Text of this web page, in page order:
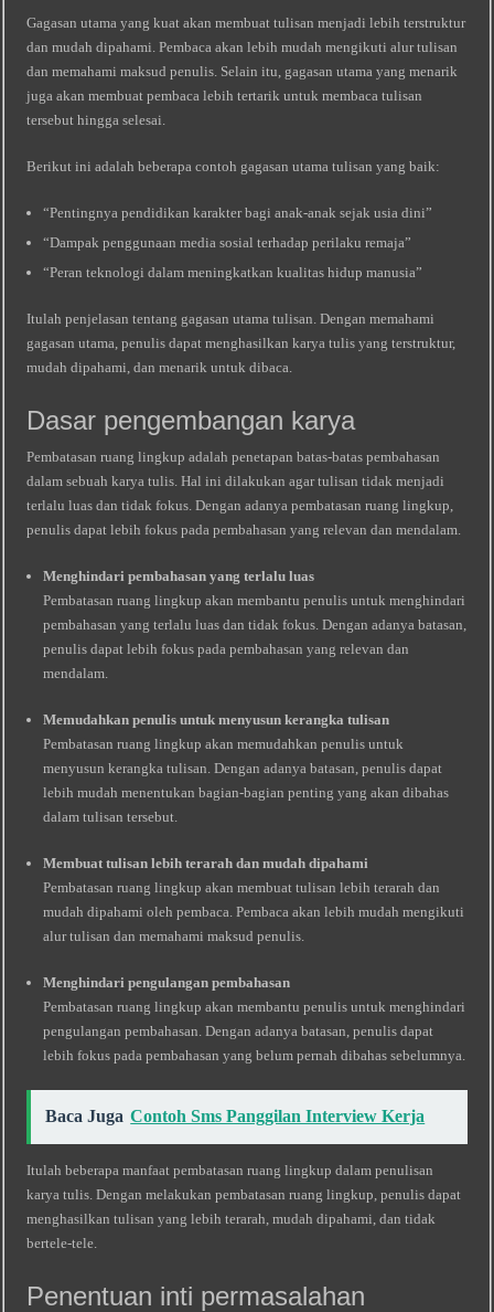
Gagasan utama yang kuat akan membuat tulisan menjadi lebih terstruktur
dan mudah dipahami. Pembaca akan lebih mudah mengikuti alur tulisan
dan memahami maksud penulis. Selain itu, gagasan utama yang menarik
juga akan membuat pembaca lebih tertarik untuk membaca tulisan
tersebut hingga selesai.
Berikut ini adalah beberapa contoh gagasan utama tulisan yang baik:
“Pentingnya pendidikan karakter bagi anak-anak sejak usia dini”
“Dampak penggunaan media sosial terhadap perilaku remaja”
“Peran teknologi dalam meningkatkan kualitas hidup manusia”
Itulah penjelasan tentang gagasan utama tulisan. Dengan memahami
gagasan utama, penulis dapat menghasilkan karya tulis yang terstruktur,
mudah dipahami, dan menarik untuk dibaca.
Dasar pengembangan karya
Pembatasan ruang lingkup adalah penetapan batas-batas pembahasan
dalam sebuah karya tulis. Hal ini dilakukan agar tulisan tidak menjadi
terlalu luas dan tidak fokus. Dengan adanya pembatasan ruang lingkup,
penulis dapat lebih fokus pada pembahasan yang relevan dan mendalam.
Menghindari pembahasan yang terlalu luas
Pembatasan ruang lingkup akan membantu penulis untuk menghindari
pembahasan yang terlalu luas dan tidak fokus. Dengan adanya batasan,
penulis dapat lebih fokus pada pembahasan yang relevan dan
mendalam.
Memudahkan penulis untuk menyusun kerangka tulisan
Pembatasan ruang lingkup akan memudahkan penulis untuk
menyusun kerangka tulisan. Dengan adanya batasan, penulis dapat
lebih mudah menentukan bagian-bagian penting yang akan dibahas
dalam tulisan tersebut.
Membuat tulisan lebih terarah dan mudah dipahami
Pembatasan ruang lingkup akan membuat tulisan lebih terarah dan
mudah dipahami oleh pembaca. Pembaca akan lebih mudah mengikuti
alur tulisan dan memahami maksud penulis.
Menghindari pengulangan pembahasan
Pembatasan ruang lingkup akan membantu penulis untuk menghindari
pengulangan pembahasan. Dengan adanya batasan, penulis dapat
lebih fokus pada pembahasan yang belum pernah dibahas sebelumnya.
Baca Juga Contoh Sms Panggilan Interview Kerja
Itulah beberapa manfaat pembatasan ruang lingkup dalam penulisan
karya tulis. Dengan melakukan pembatasan ruang lingkup, penulis dapat
menghasilkan tulisan yang lebih terarah, mudah dipahami, dan tidak
bertele-tele.
Penentuan inti permasalahan